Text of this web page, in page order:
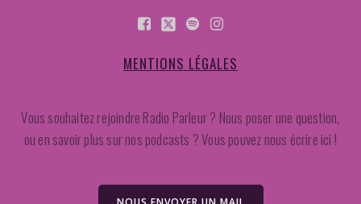
MENTIONS LÉGALES
Vous souhaitez rejoindre Radio Parleur ? Nous poser une question,
ou en savoir plus sur nos podcasts ? Vous pouvez nous écrire ici !